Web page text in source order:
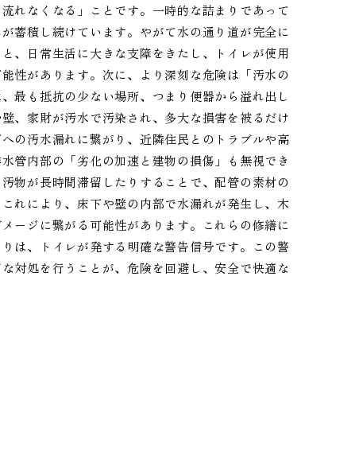
れなくなる」ことです。一時的な詰まりであって
蓄積し続けています。やがて水の通り道が完全に
、日常生活に大きな支障をきたし、トイレが使用
性があります。次に、より深刻な危険は「汚水の
最も抵抗の少ない場所、つまり便器から溢れ出し
、家財が汚水で汚染され、多大な損害を被るだけ
の汚水漏れに繋がり、近隣住民とのトラブルや高
管内部の「劣化の加速と建物の損傷」も無視でき
物が長時間滞留したりすることで、配管の素材の
れにより、床下や壁の内部で水漏れが発生し、木
ージに繋がる可能性があります。これらの修繕に
は、トイレが発する明確な警告信号です。この警
対処を行うことが、危険を回避し、安全で快適な